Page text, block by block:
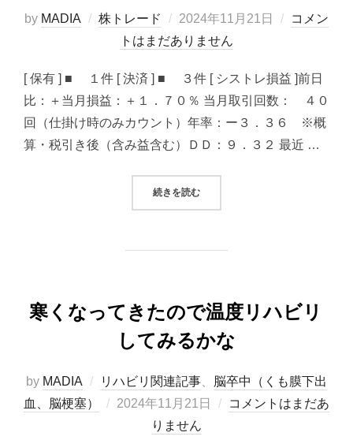
by MADIA 株トレード
投
稿
2024年11月21日
コメン
トはまだありません
[ 保有 ] ■ １件 [ 決済 ] ■ ３件 [ シストレ損益 ]前日
比：＋当月損益：＋１．７０％ 当月取引回数： ４０
回（仕掛け時のみカウント）年率：ー３．３６ ※概
算・税引き後（含み益含む）ＤＤ：９．３２ 最近 …
続きを読む“2024/11/21 システムトレード（
寒くなってきたので温度リハビリ
してみるかな
by MADIA リハビリ関連記事
脳卒中（くも膜下出
血、脳梗塞）
投
2024年11月21日
コメントはまだあ
りません